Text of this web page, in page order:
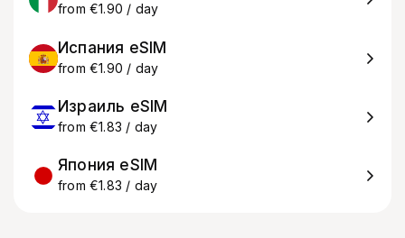
from €1.90 / day
Испания eSIM
from €1.90 / day
Израиль eSIM
from €1.83 / day
Япония eSIM
from €1.83 / day